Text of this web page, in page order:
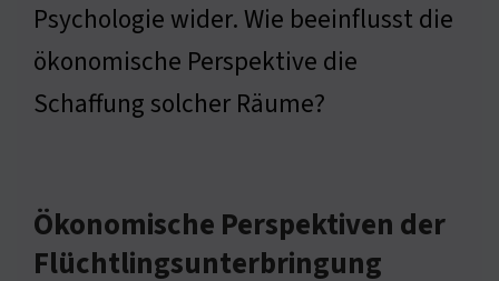
Psychologie wider. Wie beeinflusst die
ökonomische Perspektive die
Schaffung solcher Räume?
Ökonomische Perspektiven der
Flüchtlingsunterbringung